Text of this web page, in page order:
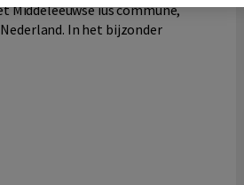
ius commune,
In het bijzonder